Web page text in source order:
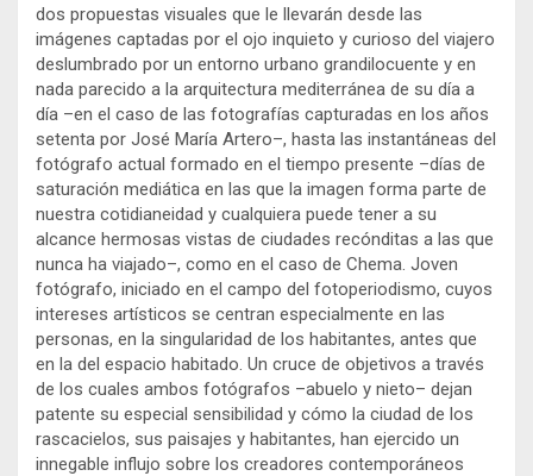
dos propuestas visuales que le llevarán desde las
imágenes captadas por el ojo inquieto y curioso del viajero
deslumbrado por un entorno urbano grandilocuente y en
nada parecido a la arquitectura mediterránea de su día a
día –en el caso de las fotografías capturadas en los años
setenta por José María Artero–, hasta las instantáneas del
fotógrafo actual formado en el tiempo presente –días de
saturación mediática en las que la imagen forma parte de
nuestra cotidianeidad y cualquiera puede tener a su
alcance hermosas vistas de ciudades recónditas a las que
nunca ha viajado–, como en el caso de Chema. Joven
fotógrafo, iniciado en el campo del fotoperiodismo, cuyos
intereses artísticos se centran especialmente en las
personas, en la singularidad de los habitantes, antes que
en la del espacio habitado. Un cruce de objetivos a través
de los cuales ambos fotógrafos –abuelo y nieto– dejan
patente su especial sensibilidad y cómo la ciudad de los
rascacielos, sus paisajes y habitantes, han ejercido un
innegable influjo sobre los creadores contemporáneos